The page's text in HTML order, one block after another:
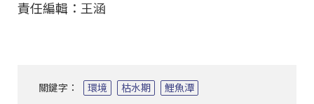
責任編輯：王涵
關鍵字： 環境 枯水期 鯉魚潭